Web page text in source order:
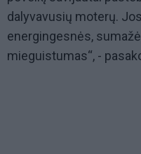
dalyvavusių moterų.
energingesnės,
mieguistumas“, -